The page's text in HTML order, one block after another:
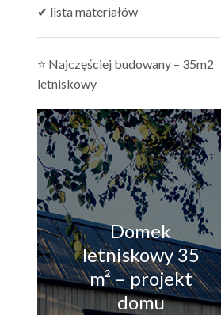
✔ lista materiałów
⭐ Najczęściej budowany – 35m2
letniskowy
Domek
letniskowy 35
m² – projekt
domu